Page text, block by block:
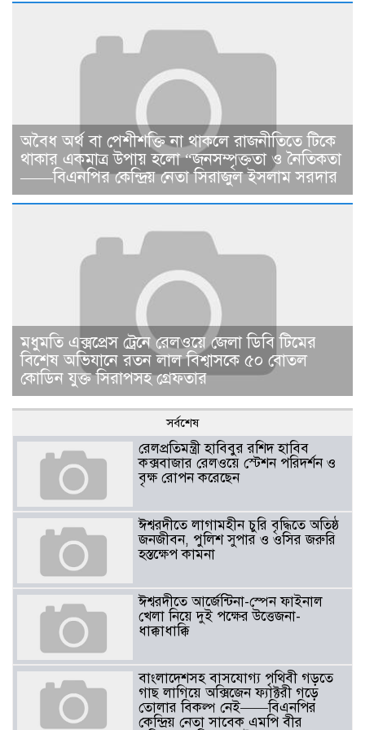
​​অবৈধ অর্থ বা পেশীশক্তি না থাকলে রাজনীতিতে টিকে
থাকার একমাত্র উপায় হলো “জনসম্পৃক্ততা ও নৈতিকতা
——বিএনপির কেন্দ্রিয় নেতা সিরাজুল ইসলাম সরদার
মধুমতি এক্সপ্রেস ট্রেনে রেলওয়ে জেলা ডিবি টিমের
বিশেষ অভিযানে রতন লাল বিশ্বাসকে ৫০ বোতল
কোডিন যুক্ত সিরাপসহ গ্রেফতার
সর্বশেষ
রেলপ্রতিমন্ত্রী হাবিবুর রশিদ হাবিব
কক্সবাজার রেলওয়ে স্টেশন পরিদর্শন ও
বৃক্ষ রোপন করেছেন
ঈশ্বরদীতে লাগামহীন চুরি বৃদ্ধিতে অতিষ্ঠ
জনজীবন, পুলিশ সুপার ও ওসির জরুরি
হস্তক্ষেপ কামনা ​
ঈশ্বরদীতে আর্জেন্টিনা-স্পেন ফাইনাল
খেলা নিয়ে দুই পক্ষের উত্তেজনা-
ধাক্কাধাক্কি
বাংলাদেশসহ বাসযোগ্য পৃথিবী গড়তে
গাছ লাগিয়ে অক্সিজেন ফ্যাক্টরী গড়ে
তোলার বিকল্প নেই——বিএনপির
কেন্দ্রিয় নেতা সাবেক এমপি বীর